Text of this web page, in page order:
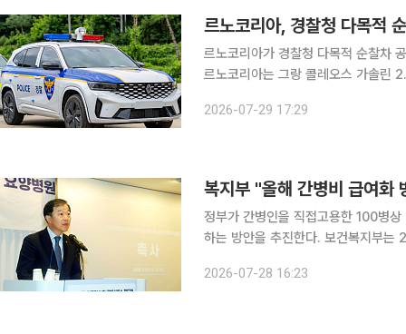
르노코리아, 경찰청 다목적
르노코리아가 경찰청 다목적 순찰차
르노코리아는 그랑 콜레오스 가솔린
2026-07-29 17:29
복지부 "올해 간병비 급여화
정부가 간병인을 직접고용한 100병
하는 방안을 추진한다. 보건복지부는 28일 서울 중구 로얄호텔서울에서 ‘요양병원 의료혁신 및 간
결과’와 ‘요양병원 의료혁신 및 간병
2026-07-28 16:23